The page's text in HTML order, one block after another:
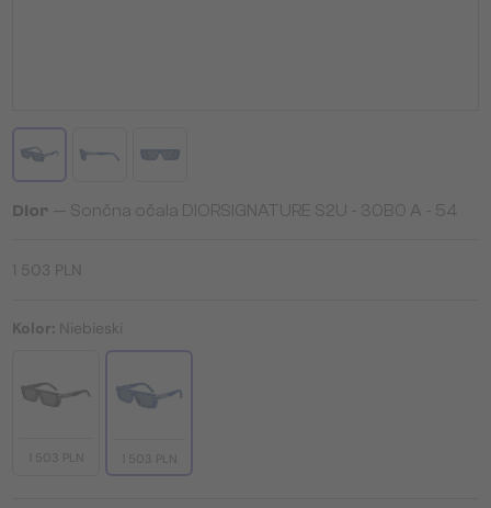
Dior — Sončna očala DIORSIGNATURE S2U - 30B0 A - 54
1 503 PLN
Kolor: Niebieski
1 503 PLN 1 503 PLN